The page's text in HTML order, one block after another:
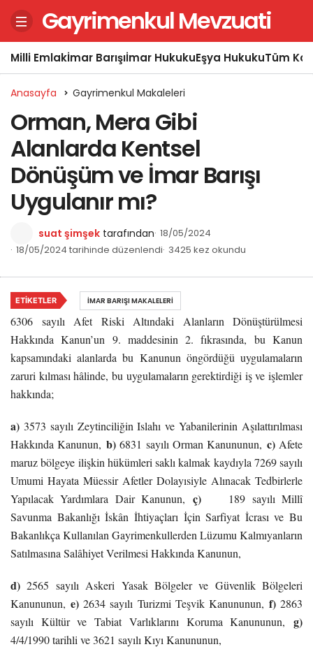
Gayrimenkul Mevzuati
Milli Emlakİmar Barışıİmar HukukuEşya HukukuTüm
Anasayfa Gayrimenkul Makaleleri
Orman, Mera Gibi
Alanlarda Kentsel
Dönüşüm ve İmar Barışı
Uygulanır mı?
suat şimşek tarafından 18/05/2024
18/05/2024 tarihinde düzenlendi 3425 kez okundu
6306 sayılı Afet Riski Altındaki Alanların Dönüştürülmesi
Hakkında Kanun’un 9. maddesinin 2. fıkrasında, bu Kanun
kapsamındaki alanlarda bu Kanunun öngördüğü uygulamaların
zaruri kılması hâlinde, bu uygulamaların gerektirdiği iş ve işlemler
hakkında;
a) 3573 sayılı Zeytinciliğin Islahı ve Yabanilerinin Aşılattırılması
Hakkında Kanunun, b)6831 sayılı Orman Kanununun, c)Afete
maruz bölgeye ilişkin hükümleri saklı kalmak kaydıyla 7269 sayılı
Umumi Hayata Müessir Afetler Dolayısiyle Alınacak Tedbirlerle
Yapılacak Yardımlara Dair Kanunun, ç)
189 sayılı Millî
Savunma Bakanlığı İskân İhtiyaçları İçin Sarfiyat İcrası ve Bu
Bakanlıkça Kullanılan Gayrimenkullerden Lüzumu Kalmıyanların
Satılmasına Salâhiyet Verilmesi Hakkında Kanunun,
d) 2565 sayılı Askeri Yasak Bölgeler ve Güvenlik Bölgeleri
Kanununun,e) 2634 sayılı Turizmi Teşvik Kanununun, f)2863
sayılı Kültür ve Tabiat Varlıklarını Koruma Kanununun, g)
4/4/1990 tarihli ve 3621 sayılı Kıyı Kanununun,
ETIKETLER İMAR BARIŞI MAKALELERI